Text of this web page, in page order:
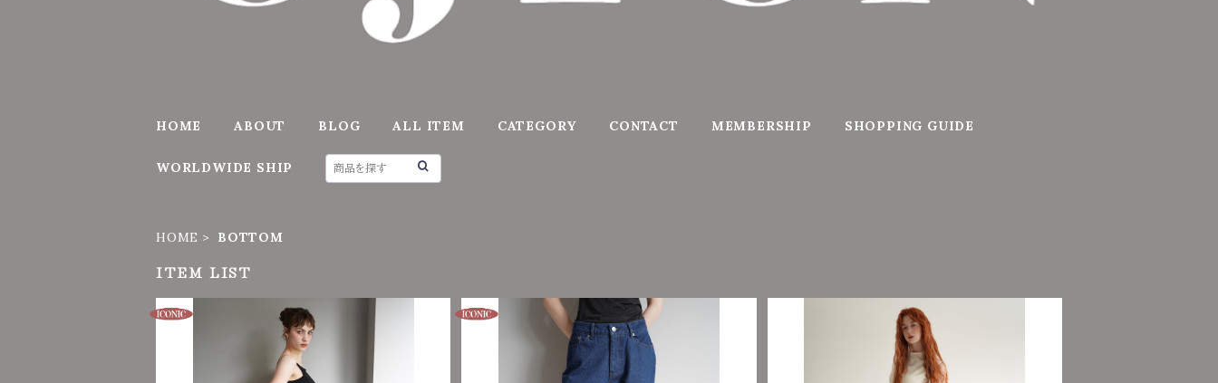
HOME ABOUT BLOG ALL ITEM CATEGORY CONTACT MEMBERSHIP SHOPPING GUIDE
WORLDWIDE SHIP
HOME BOTTOM
ITEM LIST